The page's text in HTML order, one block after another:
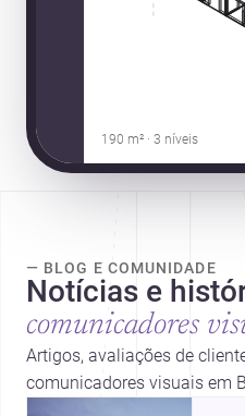
190 m² · 3 níveis
— BLOG E COMUNIDADE
Notícias e
comunicadores
Artigos, avaliações de
comunicadores visuais em